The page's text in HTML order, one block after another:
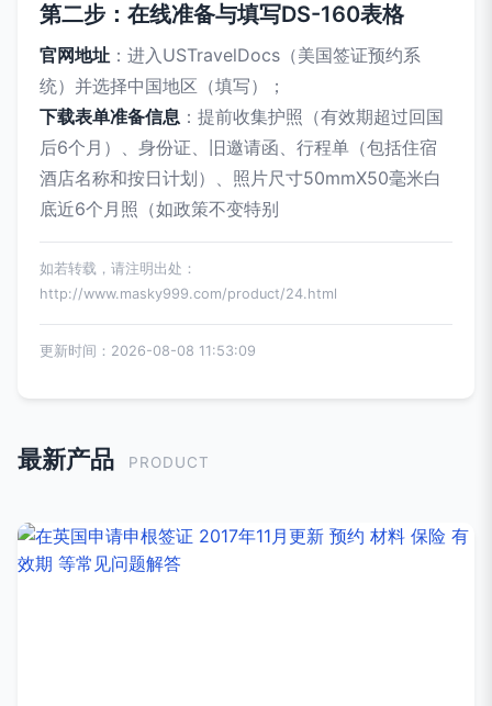
第二步：在线准备与填写DS-160表格
官网地址 ：进入USTravelDocs（美国签证预约系
统）并选择中国地区（填写）；
下载表单准备信息 ：提前收集护照（有效期超过回国
后6个月）、身份证、旧邀请函、行程单（包括住宿
酒店名称和按日计划）、照片尺寸50mmX50毫米白
底近6个月照（如政策不变特别
如若转载，请注明出处：
http://www.masky999.com/product/24.html
更新时间：2026-08-08 11:53:09
最新产品 PRODUCT